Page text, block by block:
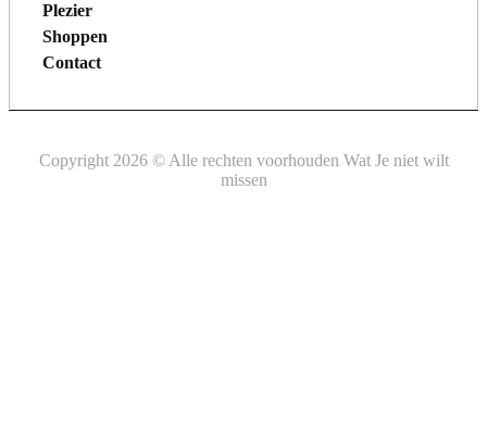
Plezier
Shoppen
Contact
Copyright 2026 © Alle rechten voorhouden Wat Je niet wilt
missen